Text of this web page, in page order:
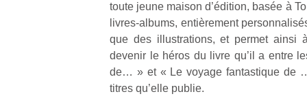
toute jeune maison d’édition, basée à
livres-albums, entièrement
que des illustrations, et permet ainsi
devenir le héros du livre qu’il a entre
de… » et « Le voyage fantastique de
titres qu’elle publie.